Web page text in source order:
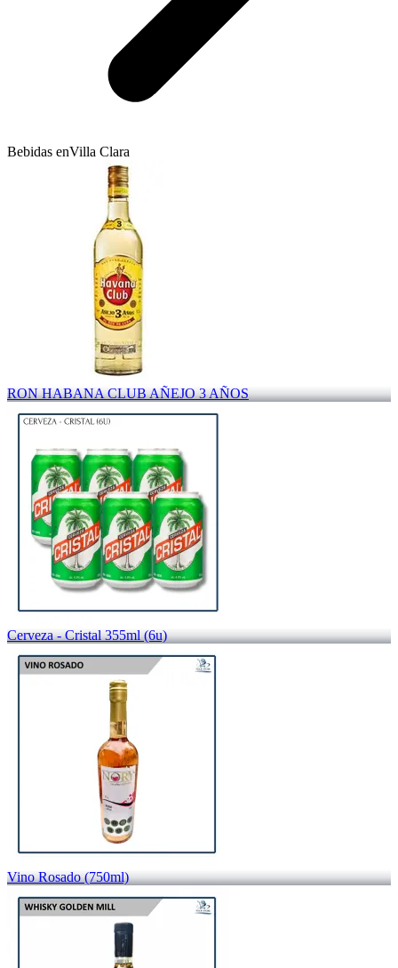
Bebidas enVilla Clara
RON HABANA CLUB AÑEJO 3 AÑOS
Cerveza - Cristal 355ml (6u)
Vino Rosado (750ml)